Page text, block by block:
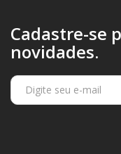
Cadastre-se
novidades.